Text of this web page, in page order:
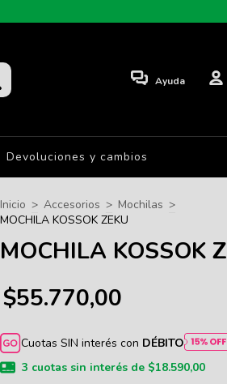
Ayuda
Devoluciones y cambios
Inicio > Accesorios > Mochilas >
MOCHILA KOSSOK ZEKU
MOCHILA KOSSOK
$55.770,00
Cuotas SIN interés con DÉBITO
3 cuotas sin interés de $18.590,00